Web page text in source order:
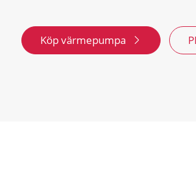
Köp värmepumpa 